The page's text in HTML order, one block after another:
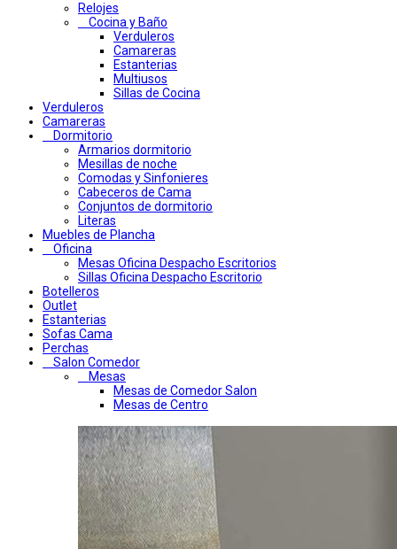
Relojes
Cocina y Baño
Verduleros
Camareras
Estanterias
Multiusos
Sillas de Cocina
Verduleros
Camareras
Dormitorio
Armarios dormitorio
Mesillas de noche
Comodas y Sinfonieres
Cabeceros de Cama
Conjuntos de dormitorio
Literas
Muebles de Plancha
Oficina
Mesas Oficina Despacho Escritorios
Sillas Oficina Despacho Escritorio
Botelleros
Outlet
Estanterias
Sofas Cama
Perchas
Salon Comedor
Mesas
Mesas de Comedor Salon
Mesas de Centro